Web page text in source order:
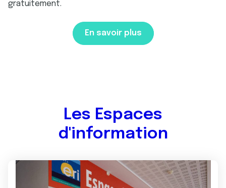
gratuitement.
En savoir plus
Les Espaces
d'information